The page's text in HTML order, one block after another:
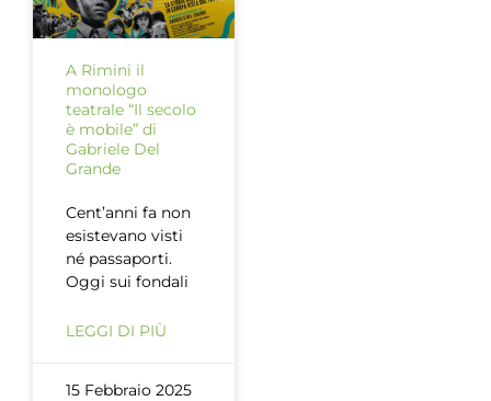
A Rimini il
monologo
teatrale “Il secolo
è mobile” di
Gabriele Del
Grande
Cent’anni fa non
esistevano visti
né passaporti.
Oggi sui fondali
LEGGI DI PIÙ
15 Febbraio 2025